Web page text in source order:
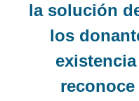
la solución
los
reconoce